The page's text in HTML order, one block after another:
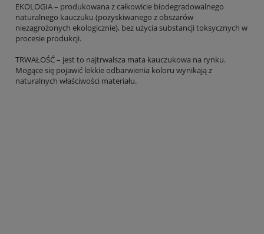
EKOLOGIA – produkowana z całkowicie biodegradowalnego
naturalnego kauczuku (pozyskiwanego z obszarów
niezagrożonych ekologicznie), bez użycia substancji toksycznych w
procesie produkcji.
TRWAŁOŚĆ – jest to najtrwalsza mata kauczukowa na rynku.
Mogące się pojawić lekkie odbarwienia koloru wynikają z
naturalnych właściwości materiału.